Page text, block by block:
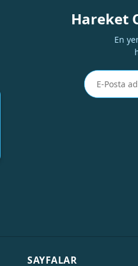
Hareket
En
SAYFALAR